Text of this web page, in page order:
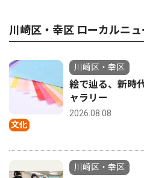
川崎区・幸区 ローカルニ
文化
川崎区・幸区
絵で辿る、新時
ャラリー
2026.08.08
川崎区・幸区